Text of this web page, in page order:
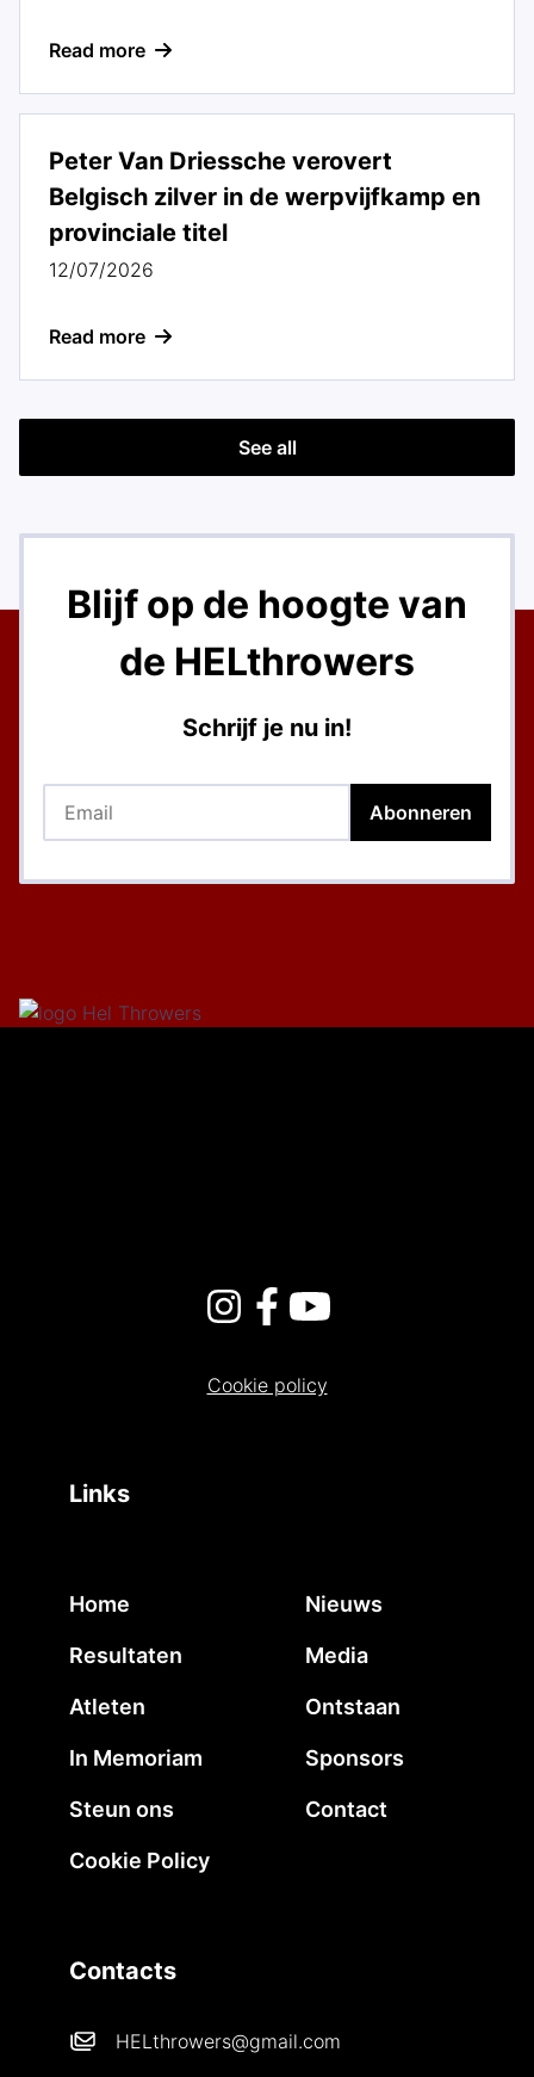
Read more
Peter Van Driessche verovert
Belgisch zilver in de werpvijfkamp en
provinciale titel
12/07/2026
Read more
See all
Blijf op de hoogte van
de HELthrowers
Schrijf je nu in!
Abonneren
Cookie policy
Links
Home Nieuws
Resultaten Media
Atleten Ontstaan
In Memoriam Sponsors
Steun ons Contact
Cookie Policy
Contacts
HELthrowers@gmail.com